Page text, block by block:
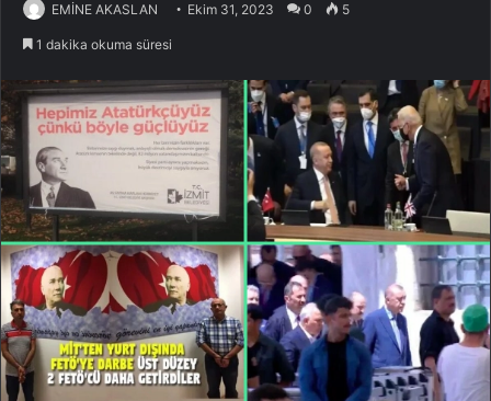
EMİNE AKASLAN Ekim 31, 2023 0 5
1 dakika okuma süresi